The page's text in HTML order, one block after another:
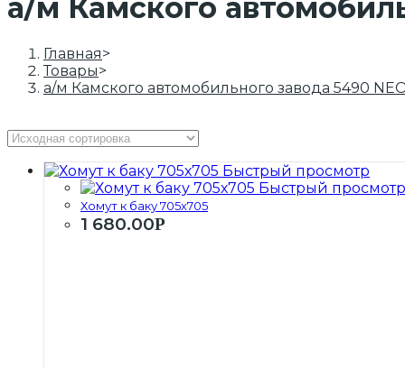
а/м Камского
Главная>
Товары>
а/м Камского автомобильного завода 5490
Быстрый просмотр
Быстрый просмотр
Хомут к баку 705х705
1 680.00Р